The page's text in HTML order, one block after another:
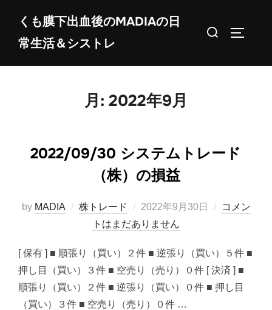
くも膜下出血後のMADIAの日
常生活＆シストレ
検
月: 2022年9月
2022/09/30 システムトレード
（株）の損益
by MADIA 株トレード
投
稿
2022年9月30日
コメン
トはまだありません
[ 保有 ] ■ 順張り（買い）２件 ■ 逆張り（買い）５件 ■
押し目（買い）３件 ■ 空売り（売り）０件 [ 決済 ] ■
順張り（買い）２件 ■ 逆張り（買い）０件 ■ 押し目
（買い）３件 ■ 空売り（売り）０件 …